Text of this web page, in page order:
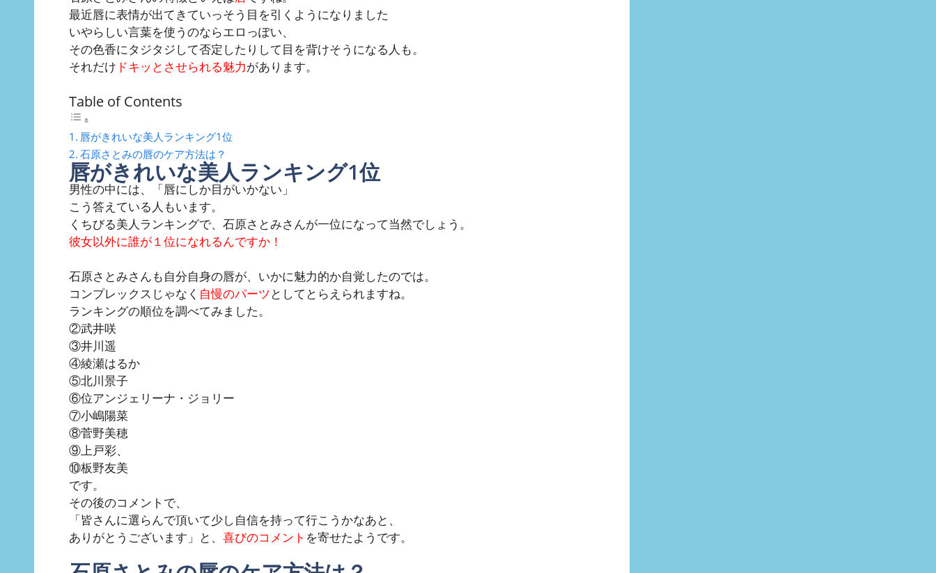
最近唇に表情が出てきていっそう目を引くようになりました
いやらしい言葉を使うのならエロっぽい、
その色香にタジタジして否定したりして目を背けそうになる人も。
それだけ ドキッとさせられる魅力があります。
Table of Contents
唇がきれいな美人ランキング1位
石原さとみの唇のケア方法は？
唇がきれいな美人ランキング1位
男性の中には、「唇にしか目がいかない」
こう答えている人もいます。
くちびる美人ランキングで、石原さとみさんが一位になって当然でしょう。
彼女以外に誰が１位になれるんですか！
石原さとみさんも自分自身の唇が、いかに魅力的か自覚したのでは。
コンプレックスじゃなく 自慢のパーツ としてとらえられますね。
ランキングの順位を調べてみました。
②武井咲
③井川遥
④綾瀬はるか
⑤北川景子
⑥位アンジェリーナ・ジョリー
⑦小嶋陽菜
⑧菅野美穂
⑨上戸彩、
⑩板野友美
です。
その後のコメントで、
「皆さんに選らんで頂いて少し自信を持って行こうかなあと、
ありがとうございます」と、 喜びのコメント を寄せたようです。